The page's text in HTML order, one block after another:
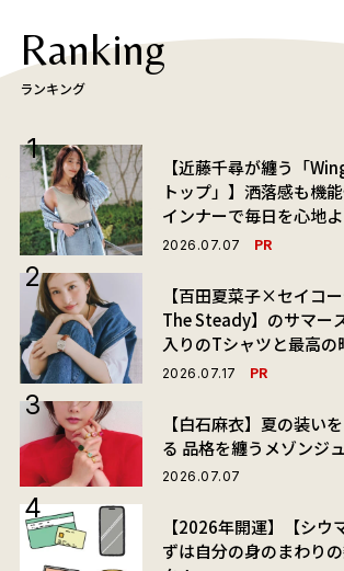
Ranking
ランキング
【近藤千尋が纏う「
トップ」】洒落感も機
インナーで毎日を心地
2026.07.07 PR
【百田夏菜子×セイコ
The Steady】のサマー
入りのTシャツと最高の
2026.07.17 PR
【白石麻衣】夏の装い
る 品格を纏うメゾンジ
2026.07.07
【2026年開運】【シウ
ずは自分の身のまわり